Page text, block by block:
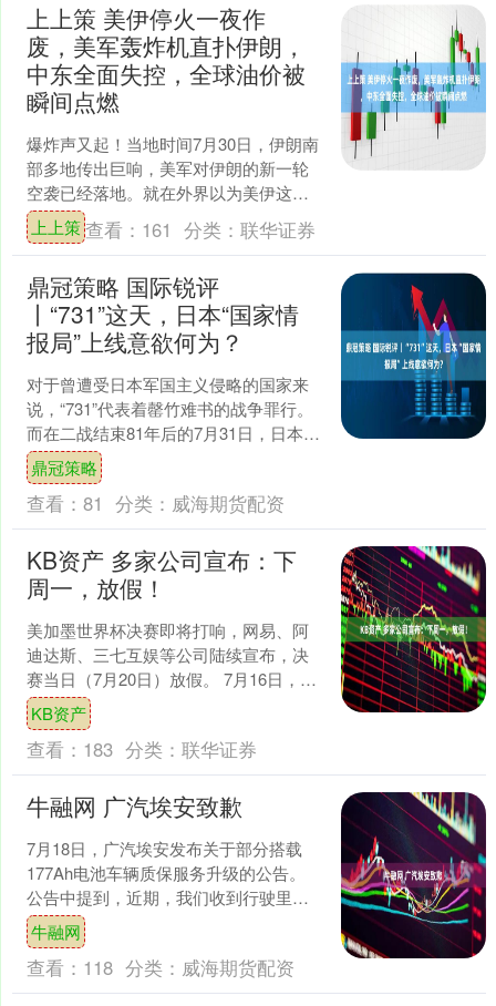
上上策 美伊停火一夜作
废，美军轰炸机直扑伊朗，
中东全面失控，全球油价被
瞬间点燃
爆炸声又起！当地时间7月30日，伊朗南
部多地传出巨响，美军对伊朗的新一轮
空袭已经落地。就在外界以为美伊这对
老冤家终于要坐上谈判桌的时候，短短
几天的停火窗口被一夜....
上上策查看： 161 分类： 联华证券
鼎冠策略 国际锐评
丨“731”这天，日本“国家情
报局”上线意欲何为？
对于曾遭受日本军国主义侵略的国家来
说，“731”代表着罄竹难书的战争罪行。
而在二战结束81年后的7月31日，日本政
府正式设立“国家情报局”，并召开由日本
首相高市....
鼎冠策略
查看： 81 分类： 威海期货配资
KB资产 多家公司宣布：下
周一，放假！
美加墨世界杯决赛即将打响，网易、阿
迪达斯、三七互娱等公司陆续宣布，决
赛当日（7月20日）放假。 7月16日，@
阿迪达斯足球 发布一张邮件截图，邮件
写道“为了让每....
KB资产
查看： 183 分类： 联华证券
牛融网 广汽埃安致歉
7月18日，广汽埃安发布关于部分搭载
177Ah电池车辆质保服务升级的公告。
公告中提到，近期，我们收到行驶里程
超过15万公里的AIONS部分用户反馈动
力电池使用....
牛融网
查看： 118 分类： 威海期货配资